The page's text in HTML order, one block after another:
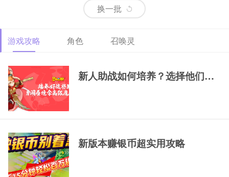
示
示
换一批
游戏攻略 角色 召唤灵
新人助战如何培养？选择他们，一
新版本赚银币超实用攻略